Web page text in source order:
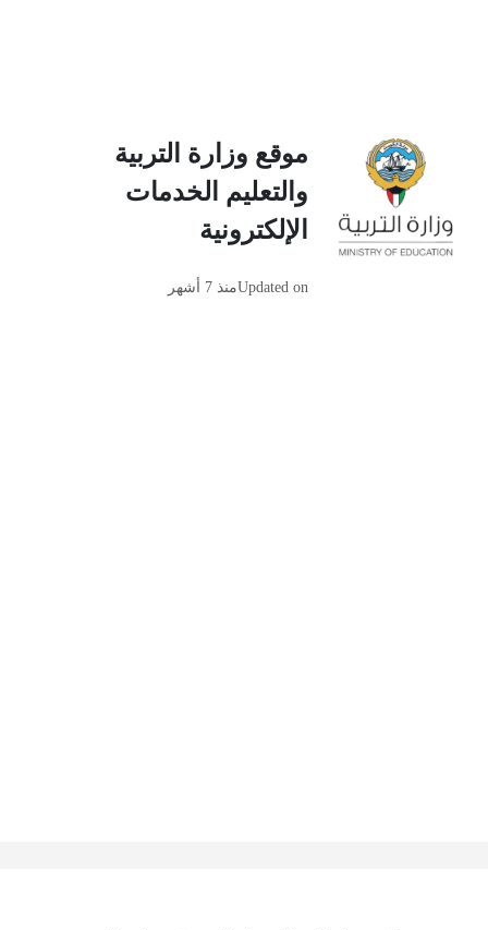
موقع وزارة التربية
والتعليم الخدمات
الإلكترونية
Updated onمنذ 7 أشهر